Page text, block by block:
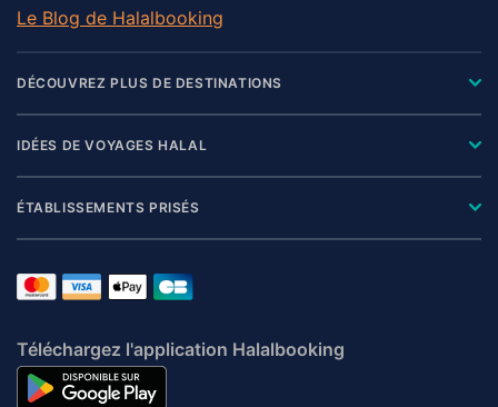
Le Blog de Halalbooking
DÉCOUVREZ PLUS DE DESTINATIONS
IDÉES DE VOYAGES HALAL
ÉTABLISSEMENTS PRISÉS
Téléchargez l'application Halalbooking